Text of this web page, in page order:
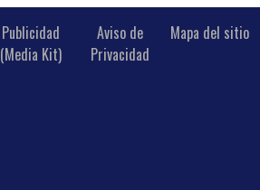
Publicidad
(Media Kit)
Aviso de
Privacidad
Mapa del sitio